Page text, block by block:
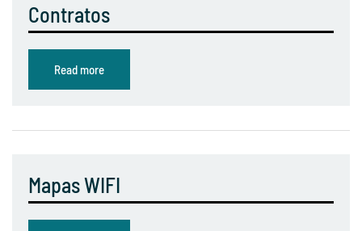
Contratos
Read more
Mapas WIFI